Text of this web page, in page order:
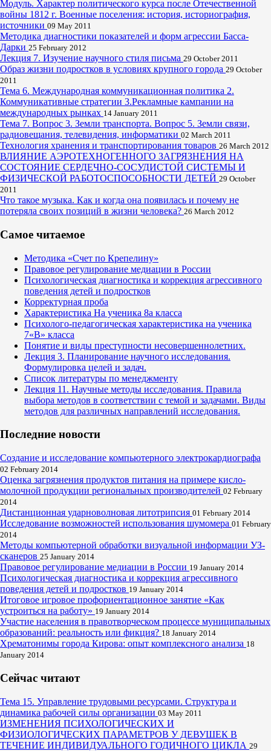
Модуль. Характер политического курса после Отечественной
войны 1812 г. Военные поселения: история, историография,
источники 09 May 2011
Методика диагностики показателей и форм агрессии Басса-
Дарки 25 February 2012
Лекция 7. Изучение научного стиля письма 29 October 2011
Образ жизни подростков в условиях крупного города 29 October
2011
Тема 6. Международная коммуникационная политика 2.
Коммуникативные стратегии 3.Рекламные кампании на
международных рынках 14 January 2011
Тема 7. Вопрос 3. Земли транспорта. Вопрос 5. Земли связи,
радиовещания, телевидения, информатики 02 March 2011
Технология хранения и транспортирования товаров 26 March 2012
ВЛИЯНИЕ АЭРОТЕХНОГЕННОГО ЗАГРЯЗНЕНИЯ НА
СОСТОЯНИЕ СЕРДЕЧНО-СОСУДИСТОЙ СИСТЕМЫ И
ФИЗИЧЕСКОЙ РАБОТОСПОСОБНОСТИ ДЕТЕЙ 29 October
2011
Что такое музыка. Как и когда она появилась и почему не
потеряла своих позиций в жизни человека? 26 March 2012
Самое читаемое
Методика «Счет по Крепелину»
Правовое регулирование медиации в России
Психологическая диагностика и коррекция агрессивного
поведения детей и подростков
Корректурная проба
Характеристика На ученика 8а класса
Психолого-педагогическая характеристика на ученика
7«В» класса
Понятие и виды преступности несовершеннолетних.
Лекция 3. Планирование научного исследования.
Формулировка целей и задач.
Список литературы по менеджменту
Лекция 11. Научные методы исследования. Правила
выбора методов в соответствии с темой и задачами. Виды
методов для различных направлений исследования.
Последние новости
Создание и исследование компьютерного электрокардиографа
02 February 2014
Оценка загрязнения продуктов питания на примере кисло-
молочной продукции региональных производителей 02 February
2014
Дистанционная ударноволновая литотрипсия 01 February 2014
Исследование возможностей использования шумомера 01 February
2014
Методы компьютерной обработки визуальной информации УЗ-
сканеров 25 January 2014
Правовое регулирование медиации в России 19 January 2014
Психологическая диагностика и коррекция агрессивного
поведения детей и подростков 19 January 2014
Итоговое игровое профориентационное занятие «Как
устроиться на работу» 19 January 2014
Участие населения в правотворческом процессе муниципальных
образований: реальность или фикция? 18 January 2014
Хрематонимы города Кирова: опыт комплексного анализа 18
January 2014
Сейчас читают
Тема 15. Управление трудовыми ресурсами. Структура и
динамика рабочей силы организации 03 May 2011
ИЗМЕНЕНИЯ ПСИХОЛОГИЧЕСКИХ И
ФИЗИОЛОГИЧЕСКИХ ПАРАМЕТРОВ У ДЕВУШЕК В
ТЕЧЕНИЕ ИНДИВИДУАЛЬНОГО ГОДИЧНОГО ЦИКЛА 29